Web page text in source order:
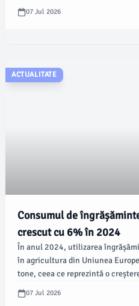
Facebook. Această decizie
atenția românilor, celebrând
07 Jul 2026
ACTUALITATE
Consumul de
crescut cu 6% în 2024
În anul 2024, utilizarea
în agricultura din Uniunea
tone, ceea ce reprezintă o
datelor publicate vineri de Oficiul
(Eurostat). Cu toate acestea,
07 Jul 2026